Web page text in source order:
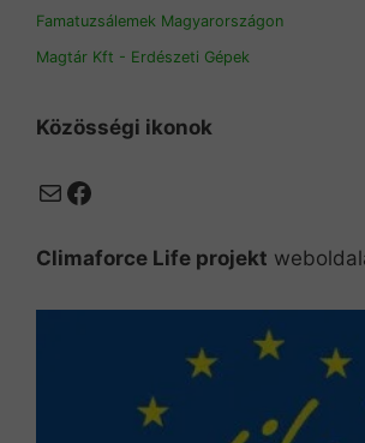
Famatuzsálemek Magyarországon
Magtár Kft - Erdészeti Gépek
Közösségi ikonok
MailFacebook
Climaforce Life projekt